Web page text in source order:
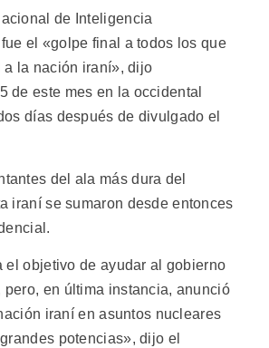
de Inteligencia
el «golpe final a todos los que
a la nación iraní», dijo
de este mes en la occidental
días después de divulgado el
del ala más dura del
iraní se sumaron desde entonces
el objetivo de ayudar al gobierno
pero, en última instancia, anunció
iraní en asuntos nucleares
potencias», dijo el